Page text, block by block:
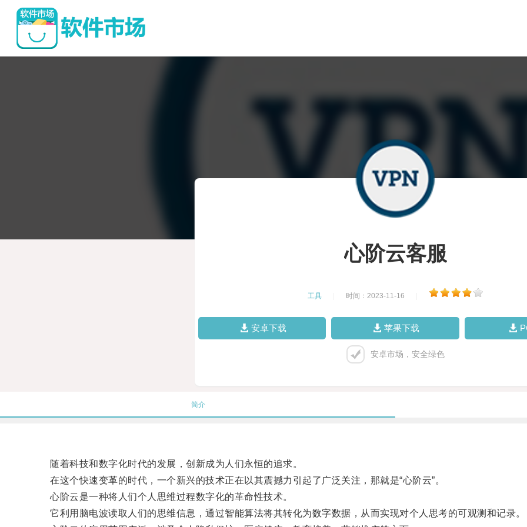
心阶云客服
工具 时间：2023-11-16
安卓下载 苹果下载
安卓市场，安全绿色
简介
随着科技和数字化时代的发展，创新成为人们永恒的追求。
在这个快速变革的时代，一个新兴的技术正在以其震撼力引起了广泛关注，那就是“心阶云”。
心阶云是一种将人们个人思维过程数字化的革命性技术。
它利用脑电波读取人们的思维信息，通过智能算法将其转化为数字数据，从而实现对个人思考的可观测和记录。